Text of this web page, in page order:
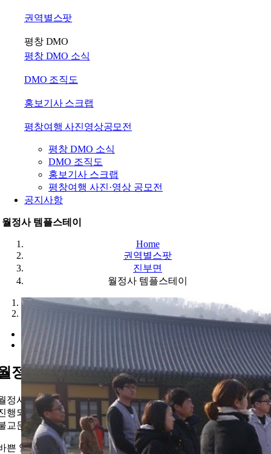
권역별스팟
평창 DMO
평창 DMO 소식
DMO 조직도
홍보기사 스크랩
평창여행 사진영상공모전
평창 DMO 소식
DMO 조직도
홍보기사 스크랩
평창여행 사진·영상 공모전
공지사항
월정사 템플스테이
Home
권역별스팟
진부면
월정사 템플스테이
1
정사 템플스테이
정사 템플스테이는 평창 오대산 자락의 천년 고찰 월정사에서
행되는
교문화 체험형 힐링 프로그램입니다.
쁜 일상에서 벗어나